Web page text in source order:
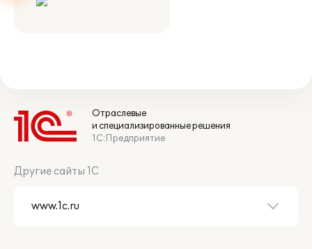
Отраслевые
и специализированные решения
1С:Предприятие
Другие сайты 1С